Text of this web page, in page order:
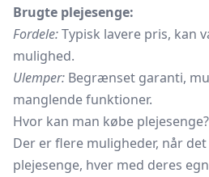
Brugte plejesenge:
Fordele:Typisk lavere pris, kan
mulighed.
Ulemper: Begrænset garanti,
manglende funktioner.
Hvor kan man købe plejesenge?
Der er flere muligheder, når
plejesenge, hver med deres